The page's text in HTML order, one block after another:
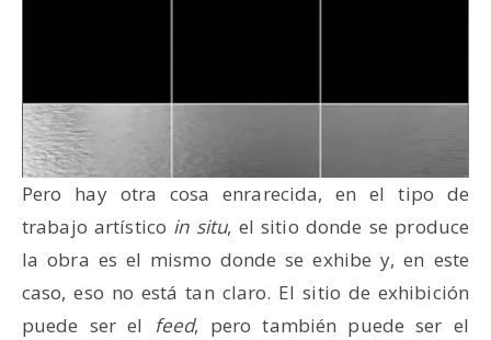
Pero hay otra cosa enrarecida, en el tipo de
trabajo artístico in situ, el sitio donde se produce
la obra es el mismo donde se exhibe y, en este
caso, eso no está tan claro. El sitio de exhibición
puede ser el feed, pero también puede ser el